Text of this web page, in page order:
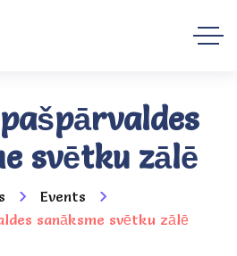
svētku zālē
Events
sanāksme svētku zālē